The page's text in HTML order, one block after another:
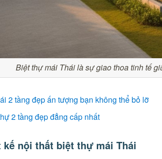
Biệt thự mái Thái là sự giao thoa tinh tế
2 tầng đẹp ấn tượng bạn không thể bỏ lỡ
2 tầng đẹp đẳng cấp nhất
nội thất biệt thự mái Thái